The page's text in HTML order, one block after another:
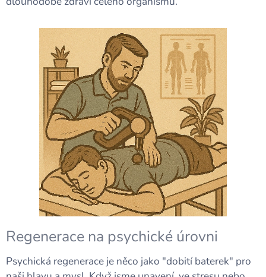
Regenerace na psychické úrovni
Psychická regenerace je něco jako "dobití baterek" pro